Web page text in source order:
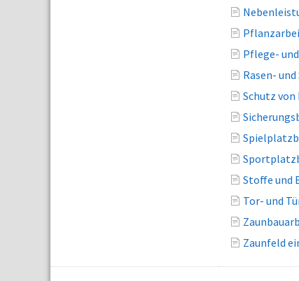
Pflege-
Rasen-
Schutz
Stoffe und
Tor- und
Zaunfeld